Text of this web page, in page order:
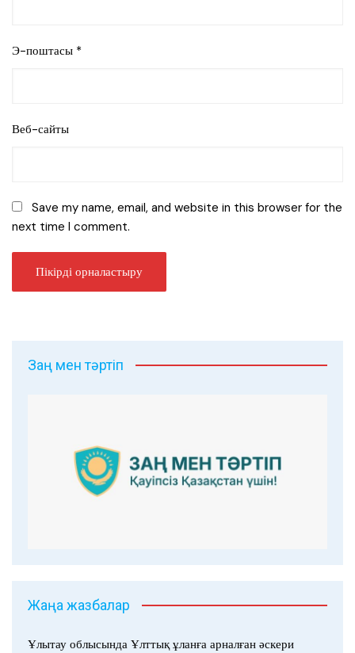
Э-поштасы *
Веб-сайты
Save my name, email, and website in this browser for the
next time I comment.
Заң мен тәртіп
Жаңа жазбалар
Ұлытау облысында Ұлттық ұланға арналған әскери